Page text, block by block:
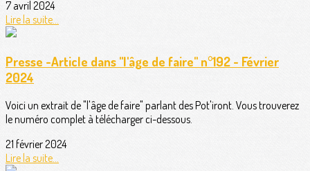
7 avril 2024
Lire la suite...
Presse -Article dans "l'âge de faire" n°192 - Février
2024
Voici un extrait de "l'âge de faire" parlant des Pot'iront. Vous trouverez
le numéro complet à télécharger ci-dessous.
21 février 2024
Lire la suite...